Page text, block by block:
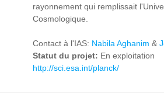
rayonnement qui remplissait
Cosmologique.
Contact à l'IAS: Nabila Aghanim &
Statut du projet: En exploitation
http://sci.esa.int/planck/